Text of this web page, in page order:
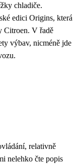
chladiče.
edici Origins, která
Citroen. V řadě
výbav, nicméně jde
relativně
nelehko čte popis